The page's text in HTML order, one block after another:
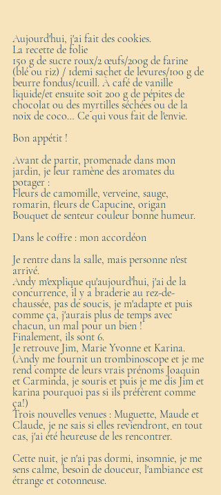
Aujourd'hui, j'ai fait des cookies.
La recette de folie
150 g de sucre roux/2 œufs/200g de farine
(blé ou riz) / 1demi sachet de levures/100 g de
beurre fondus/1cuill. À café de vanille
liquide/et ensuite soit 200 g de pépites de
chocolat ou des myrtilles séchées ou de la
noix de coco… Ce qui vous fait de l'envie.
Bon appétit !
Avant de partir, promenade dans mon
jardin, je leur ramène des aromates du
potager :
Fleurs de camomille, verveine, sauge,
romarin, fleurs de Capucine, origan
Bouquet de senteur couleur bonne humeur.
Dans le coffre : mon accordéon
Je rentre dans la salle, mais personne n'est
arrivé.
Andy m'explique qu'aujourd'hui, j'ai de la
concurrence, il y a braderie au rez-de-
chaussée, pas de soucis, je m'adapte et puis
comme ça, j'aurais plus de temps avec
chacun, un mal pour un bien !
Finalement, ils sont 6.
Je retrouve Jim, Marie Yvonne et Karina.
(Andy me fournit un trombinoscope et je me
rend compte de leurs vrais prénoms Joaquin
et Carminda, je souris et puis je me dis Jim et
karina pourquoi pas si ils préfèrent comme
ça!)
Trois nouvelles venues : Muguette, Maude et
Claude, je ne sais si elles reviendront, en tout
cas, j'ai été heureuse de les rencontrer.
Cette nuit, je n'ai pas dormi, insomnie, je me
sens calme, besoin de douceur, l'ambiance est
étrange et cotonneuse.